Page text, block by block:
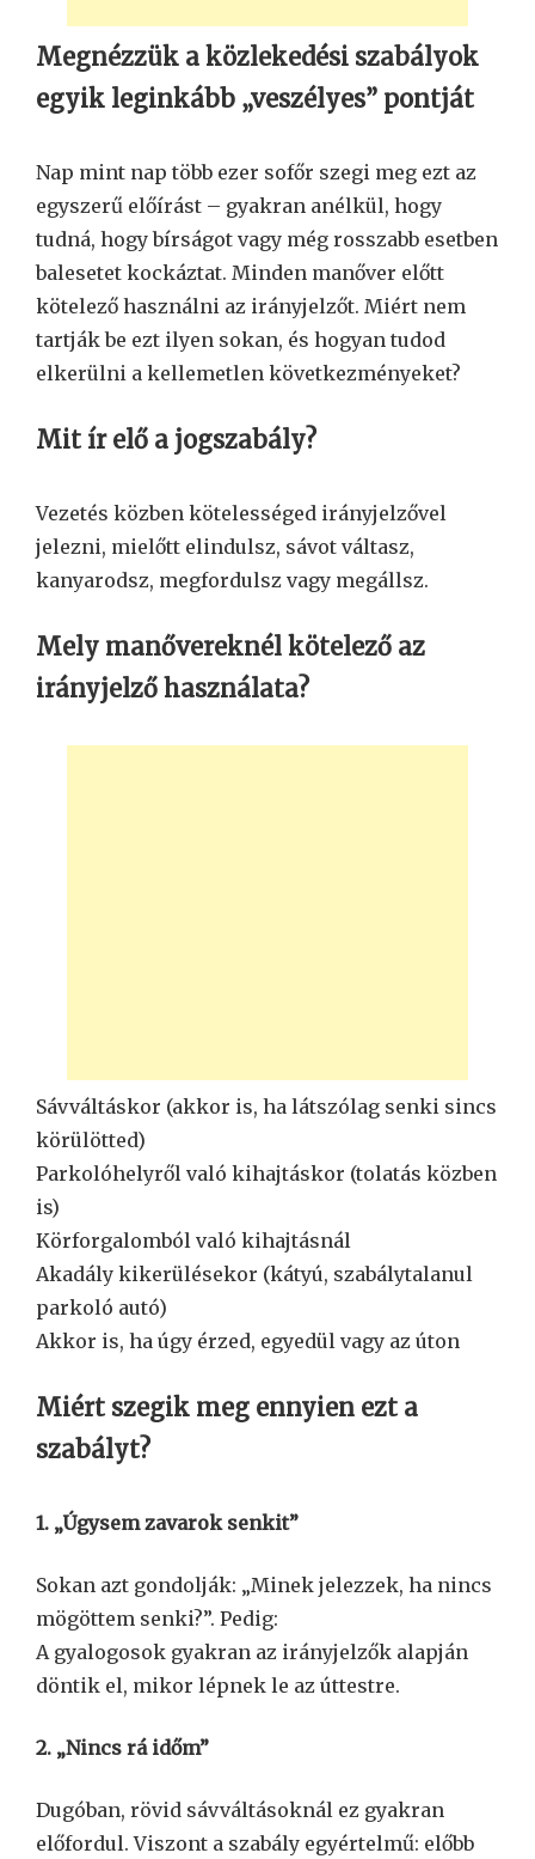
Megnézzük a közlekedési szabályok
egyik leginkább „veszélyes” pontját
Nap mint nap több ezer sofőr szegi meg ezt az
egyszerű előírást – gyakran anélkül, hogy
tudná, hogy bírságot vagy még rosszabb esetben
balesetet kockáztat. Minden manőver előtt
kötelező használni az irányjelzőt. Miért nem
tartják be ezt ilyen sokan, és hogyan tudod
elkerülni a kellemetlen következményeket?
Mit ír elő a jogszabály?
Vezetés közben kötelességed irányjelzővel
jelezni, mielőtt elindulsz, sávot váltasz,
kanyarodsz, megfordulsz vagy megállsz.
Mely manővereknél kötelező az
irányjelző használata?
Sávváltáskor (akkor is, ha látszólag senki sincs
körülötted)
Parkolóhelyről való kihajtáskor (tolatás közben
is)
Körforgalomból való kihajtásnál
Akadály kikerülésekor (kátyú, szabálytalanul
parkoló autó)
Akkor is, ha úgy érzed, egyedül vagy az úton
Miért szegik meg ennyien ezt a
szabályt?
1. „Úgysem zavarok senkit”
Sokan azt gondolják: „Minek jelezzek, ha nincs
mögöttem senki?”. Pedig:
A gyalogosok gyakran az irányjelzők alapján
döntik el, mikor lépnek le az úttestre.
2. „Nincs rá időm”
Dugóban, rövid sávváltásoknál ez gyakran
előfordul. Viszont a szabály egyértelmű: előbb